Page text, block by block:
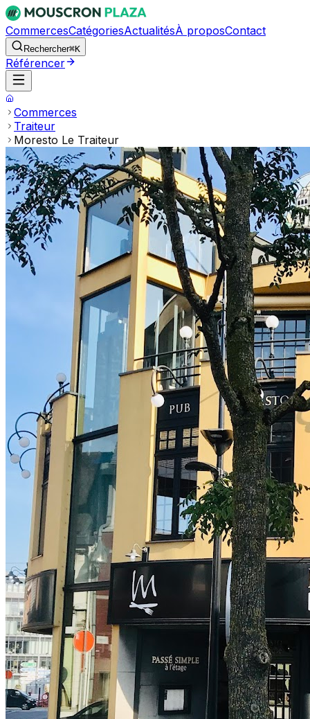
CommercesCatégoriesActualitésÀ proposContact
Rechercher⌘K
Référencer
Commerces
Traiteur
Moresto Le Traiteur